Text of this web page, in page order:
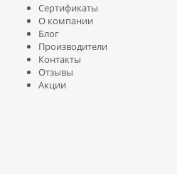
Сертификаты
О компании
Блог
Производители
Контакты
Отзывы
Акции